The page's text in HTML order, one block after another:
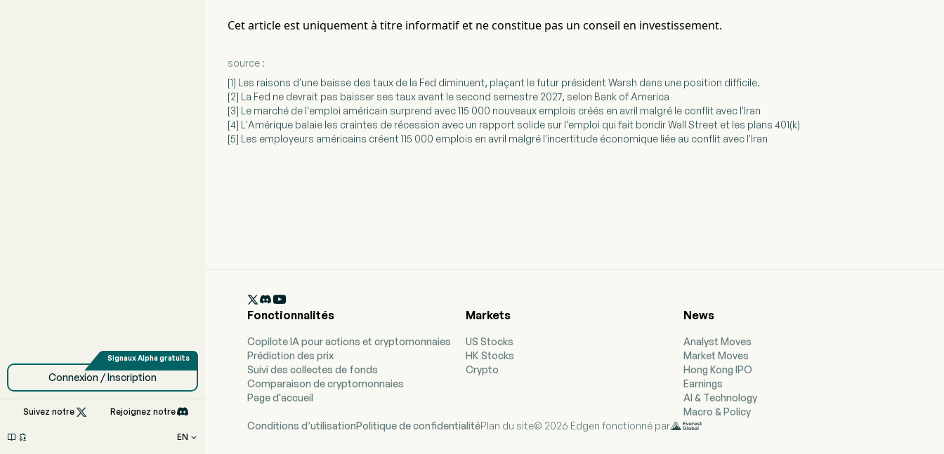
Connexion / Inscription
Suivez notre Rejoignez notre
  EN 
Cet article est uniquement à titre informatif et ne constitue pas un conseil en investissement.
source :
[1] Les raisons d'une baisse des taux de la Fed diminuent, plaçant le futur président Warsh dans une position difficile.
[2] La Fed ne devrait pas baisser ses taux avant le second semestre 2027, selon Bank of America
[3] Le marché de l'emploi américain surprend avec 115 000 nouveaux emplois créés en avril malgré le conflit avec l'Iran
[4] L'Amérique balaie les craintes de récession avec un rapport solide sur l'emploi qui fait bondir Wall Street et les plans 401(k)
[5] Les employeurs américains créent 115 000 emplois en avril malgré l'incertitude économique liée au conflit avec l'Iran

Fonctionnalités
Copilote IA pour actions et cryptomonnaies
Prédiction des prix
Suivi des collectes de fonds
Comparaison de cryptomonnaies
Page d'accueil
Markets
US Stocks
HK Stocks
Crypto
News
Analyst Moves
Market Moves
Hong Kong IPO
Earnings
AI & Technology
Macro & Policy
Conditions d’utilisationPolitique de confidentialitéPlan du site© 2026 Edgen fonctionné par